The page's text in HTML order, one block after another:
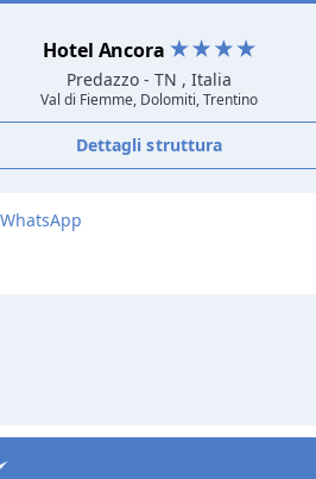
Hotel Ancora
Predazzo - TN , Italia
Val di Fiemme, Dolomiti, Trentino
Dettagli struttura
WhatsApp